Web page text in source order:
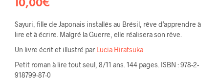
10,00€
Sayuri, fille de Japonais installés au Brésil, rêve d’apprendre à
lire et à écrire. Malgré la Guerre, elle réalisera son rêve.
Un livre écrit et illustré par Lucia Hiratsuka
Petit roman à lire tout seul, 8/11 ans. 144 pages. ISBN : 978-2-
918799-87-0